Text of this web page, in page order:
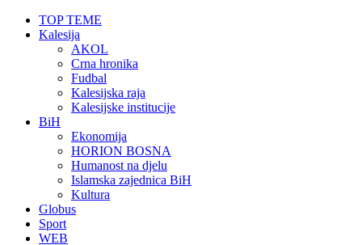
TOP TEME
Kalesija
AKOL
Crna hronika
Fudbal
Kalesijska raja
Kalesijske institucije
BiH
Ekonomija
HORION BOSNA
Humanost na djelu
Islamska zajednica BiH
Kultura
Globus
Sport
WEB